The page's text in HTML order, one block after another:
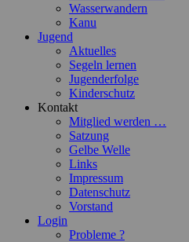
Wasserwandern
Kanu
Jugend
Aktuelles
Segeln lernen
Jugenderfolge
Kinderschutz
Kontakt
Mitglied werden …
Satzung
Gelbe Welle
Links
Impressum
Datenschutz
Vorstand
Login
Probleme ?